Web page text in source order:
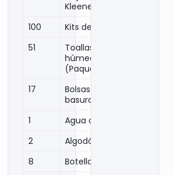
Kleenex
100
Kits de higiene
51
Toallas
húmedas
(Paquetes)
17
Bolsas para
basura
1
Agua oxigenada
2
Algodón
8
Botella de pinol